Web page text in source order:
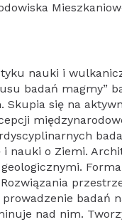
nauki i
badań magmy”
Skupia się na
nauki o Ziemi.
badań
nad nim.